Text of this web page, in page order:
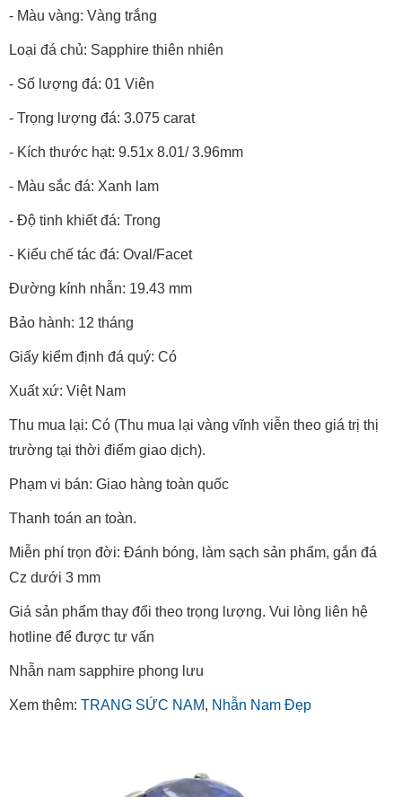
- Màu vàng: Vàng trắng
Loại đá chủ: Sapphire thiên nhiên
- Số lượng đá: 01 Viên
- Trọng lượng đá: 3.075 carat
- Kích thước hạt: 9.51x 8.01/ 3.96mm
- Màu sắc đá: Xanh lam
- Độ tinh khiết đá: Trong
- Kiểu chế tác đá: Oval/Facet
Đường kính nhẫn: 19.43 mm
Bảo hành: 12 tháng
Giấy kiểm định đá quý: Có
Xuất xứ: Việt Nam
Thu mua lại: Có (Thu mua lại vàng vĩnh viễn theo giá trị thị
trường tại thời điểm giao dịch).
Phạm vi bán: Giao hàng toàn quốc
Thanh toán an toàn.
Miễn phí trọn đời: Đánh bóng, làm sạch sản phẩm, gắn đá
Cz dưới 3 mm
Giá sản phẩm thay đổi theo trọng lượng. Vui lòng liên hệ
hotline để được tư vấn
Nhẫn nam sapphire phong lưu
Xem thêm: TRANG SỨC NAM, Nhẫn Nam Đẹp